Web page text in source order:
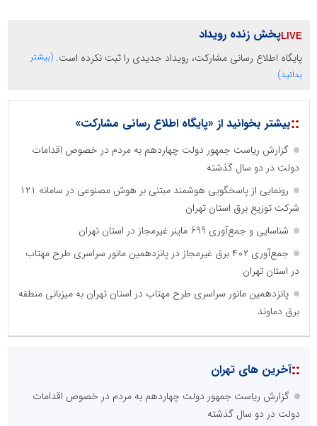
پخش زنده رویداد
پایگاه اطلاع رسانی مشارکت، رویداد جدیدی را ثبت نکرده است. (بیشتر
بدانید)
::بیشتر بخوانید از «پایگاه اطلاع رسانی مشارکت»
گزارش ریاست جمهور دولت چهاردهم به مردم در خصوص اقدامات
دولت در دو سال گذشته
رونمایی از پاسخگویی هوشمند مبتنی بر هوش مصنوعی در سامانه ۱۲۱
شرکت توزیع برق استان تهران
شناسایی و جمع‌آوری 699 ماینر غیرمجاز در استان تهران
جمع‌آوری ۴۰۲ برق غیرمجاز در پانزدهمین مانور سراسری طرح مهتاب
در استان تهران
پانزدهمین مانور سراسری طرح مهتاب در استان تهران به میزبانی منطقه
برق دماوند
::آخرین های تهران
گزارش ریاست جمهور دولت چهاردهم به مردم در خصوص اقدامات
دولت در دو سال گذشته